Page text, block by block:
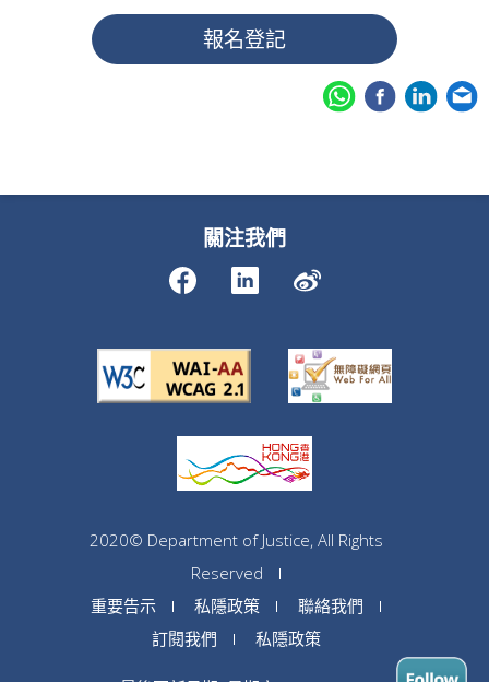
報名登記
關注我們
2020© Department of Justice, All Rights
Reserved
重要告示
私隱政策
聯絡我們
訂閱我們
私隱政策